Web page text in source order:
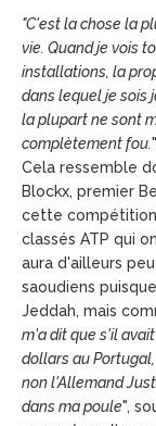
"C'est la chose la
vie. Quand je vois
installations, la
dans lequel je sois
la plupart ne sont
complètement fou."
Cela ressemble
Blockx, premier
cette compétition
classés ATP qui
aura d'ailleurs
saoudiens
Jeddah, mais
m'a dit que s'il
dollars au
non l'Allemand
dans ma poule",